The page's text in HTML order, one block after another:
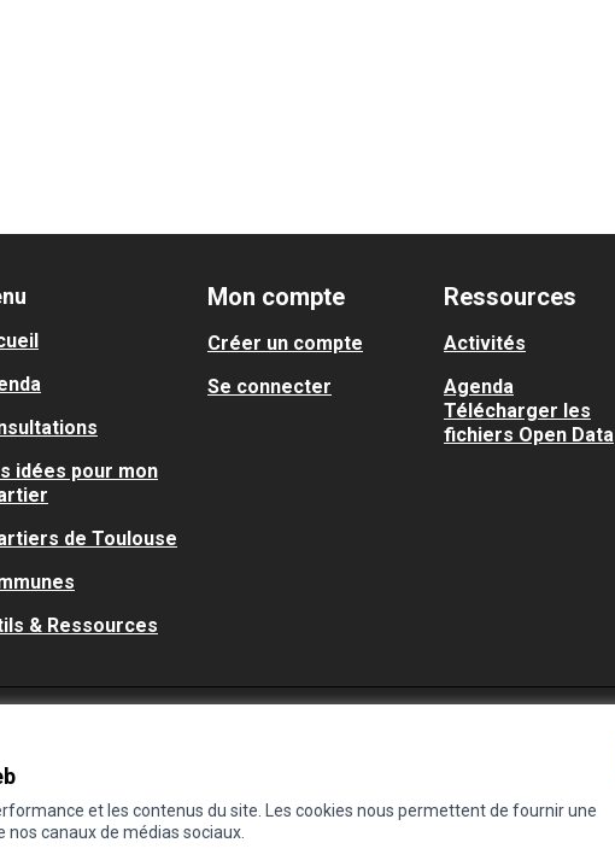
et les contenus du site. Les cookies nous permettent de fournir une
canaux de médias sociaux.
idées pour mon
de Toulouse
& Ressources
Mon compte
Créer un compte
Se connecter
Ressources
Activités
Agenda
Télécharger les
fichiers Open Data